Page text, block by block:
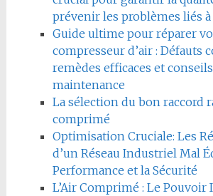
prévenir les problèmes liés
Guide ultime pour réparer
compresseur d’air : Défauts
remèdes efficaces et
maintenance
La sélection du bon raccord
comprimé
Optimisation Cruciale: Les
d’un Réseau Industriel Mal
Performance et la Sécurité
L’Air Comprimé : Le Pouvoir